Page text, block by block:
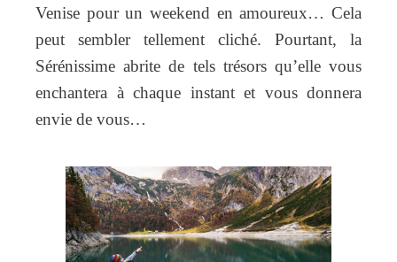
Venise pour un weekend en amoureux… Cela
peut sembler tellement cliché. Pourtant, la
Sérénissime abrite de tels trésors qu’elle vous
enchantera à chaque instant et vous donnera
envie de vous…